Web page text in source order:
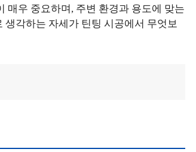
매우 중요하며, 주변 환경과 용도에 맞는
각하는 자세가 틴팅 시공에서 무엇보